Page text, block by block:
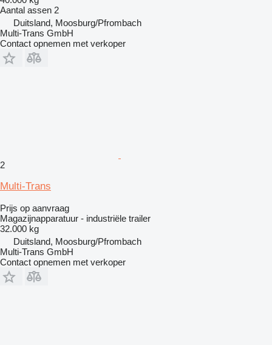
Aantal assen 2
Duitsland, Moosburg/Pfrombach
Multi-Trans GmbH
Contact opnemen met verkoper
2
Multi-Trans
Prijs op aanvraag
Magazijnapparatuur - industriële trailer
32.000 kg
Duitsland, Moosburg/Pfrombach
Multi-Trans GmbH
Contact opnemen met verkoper